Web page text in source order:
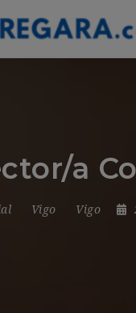
a
Vigo Vigo